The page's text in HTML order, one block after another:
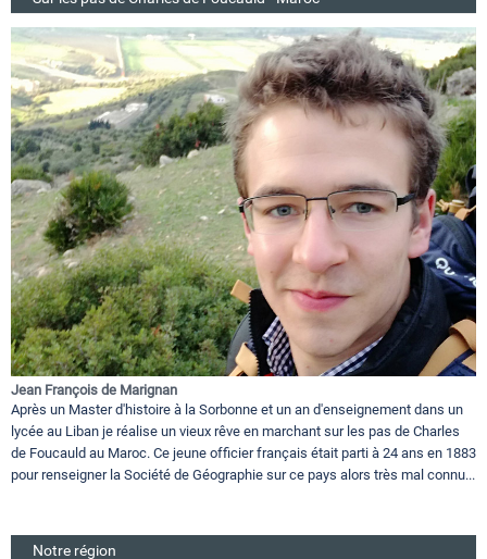
Jean François de Marignan
Après un Master d'histoire à la Sorbonne et un an d'enseignement dans un
lycée au Liban je réalise un vieux rêve en marchant sur les pas de Charles
de Foucauld au Maroc. Ce jeune officier français était parti à 24 ans en 1883
pour renseigner la Société de Géographie sur ce pays alors très mal connu...
Notre région